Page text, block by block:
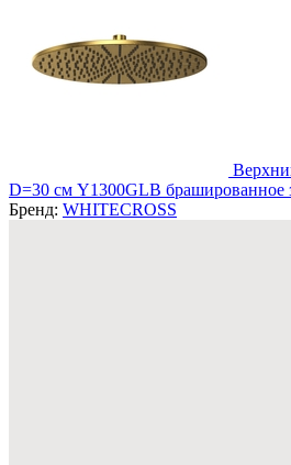
D=30 см Y1300GLB брашированное
Бренд: WHITECROSS